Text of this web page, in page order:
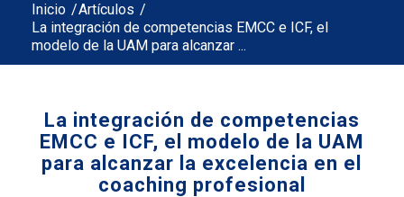
Inicio /Artículos /
La integración de competencias EMCC e ICF, el
modelo de la UAM para alcanzar ...
La integración de competencias
EMCC e ICF, el modelo de la UAM
para alcanzar la excelencia en el
coaching profesional